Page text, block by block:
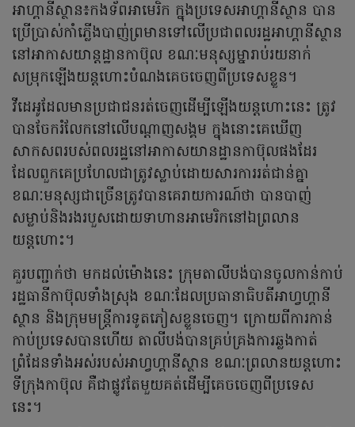
អាហ្គានីស្ថាន៖កងទ័ពអាមេរិក ក្នុងប្រទេសអាហ្គានីស្ថាន បាន
ប្រើប្រាស់កាំភ្លើងបាញ់ព្រមានទៅលើប្រជាពលរដ្ឋអាហ្គានីស្ថាន
នៅអាកាសយាន្តដ្ឋានកាប៊ុល ខណៈមនុស្សម្នារាប់រយនាក់
សម្រុកឡើងយន្តហោះបំណងគេចចេញពីប្រទេសខ្លួន។
វីដេអូដែលមានប្រជាជនរត់ចេញដើម្បីឡើងយន្តហោះនេះ ត្រូវ
បានចែករំលែកនៅលើបណ្តាញសង្គម ក្នុងនោះគេឃើញ
សាកសពរបស់ពលរដ្ឋនៅអាកាសយានដ្ឋានកាប៊ុលផងដែរ
ដែលពួកគេប្រហែលជាត្រូវស្លាប់ដោយសារការរត់ជាន់គ្នា
ខណៈមនុស្សជាច្រើនត្រូវបានគេរាយការណ៍ថា បានបាញ់
សម្លាប់និងរងរបួសដោយទាហានអាមេរិកនៅឯព្រលាន
យន្តហោះ។
គួរបញ្ជាក់ថា មកដល់ម៉ោងនេះ ក្រុមតាលីបង់បានចូលកាន់កាប់
រដ្ឋធានីកាប៊ុលទាំងស្រុង ខណៈដែលប្រធានាធិបតីអាហ្វហ្គានី
ស្ថាន និងក្រុមមន្ត្រីការទូតភៀសខ្លួនចេញ។ ក្រោយពីការកាន់
កាប់ប្រទេសបានហើយ តាលីបង់បានគ្រប់គ្រងការឆ្លងកាត់
ព្រំដែនទាំងអស់របស់អាហ្វហ្គានីស្ថាន ខណៈព្រលានយន្តហោះ
ទីក្រុងកាប៊ុល គឺជាផ្លូវតែមួយគត់ដើម្បីគេចចេញពីប្រទេស
នេះ។